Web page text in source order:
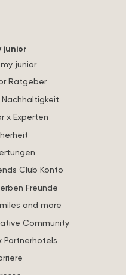
junior
junior
Ratgeber
x Experten
Club Konto
Freunde
and more
Community
Partnerhotels